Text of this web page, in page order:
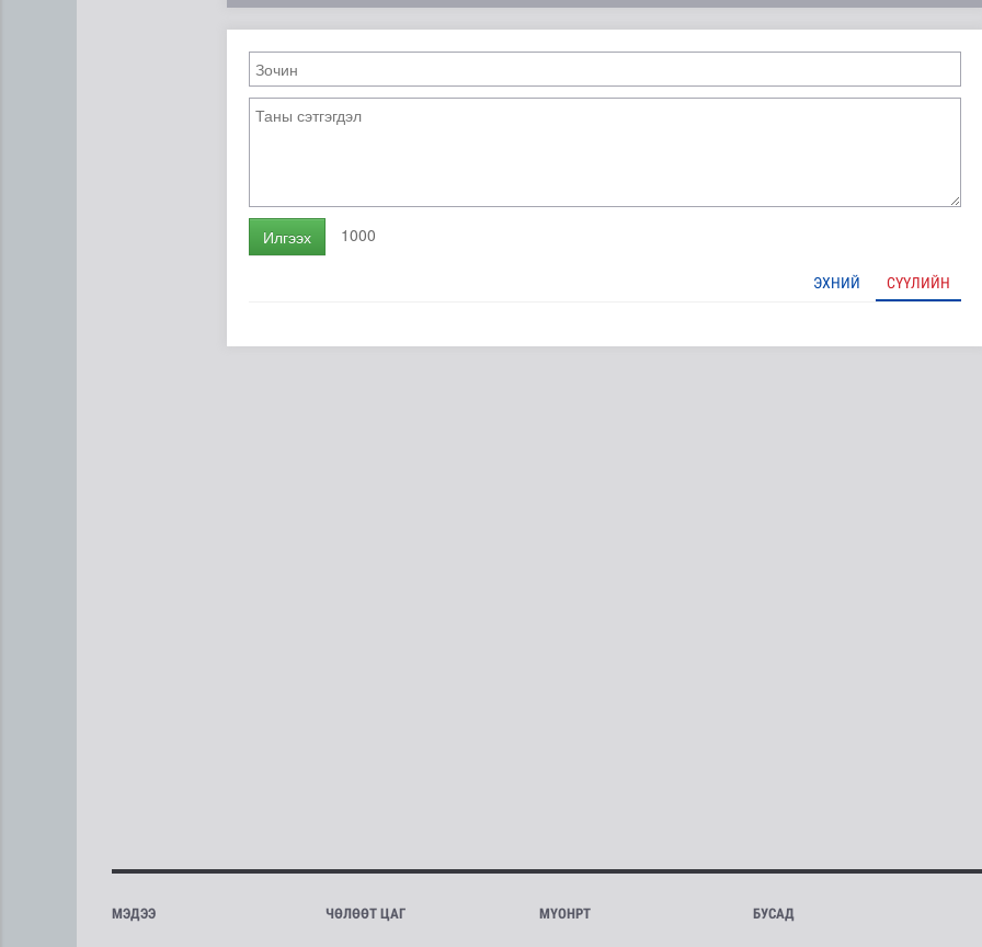
Илгээх 1000
ЭХНИЙ СҮҮЛИЙН
МЭДЭЭ ЧӨЛӨӨТ ЦАГ МҮОНРТ БУСАД